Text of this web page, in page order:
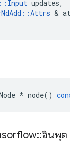
:: Input updates,
::Attrs &
Node * node()
::อินพุต